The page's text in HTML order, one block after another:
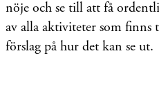
nöje och se till att få
av alla aktiviteter som finns
förslag på hur det kan se ut.